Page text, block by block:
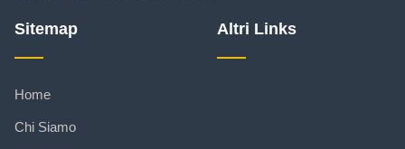
Sitemap
Home
Chi Siamo
Altri Links